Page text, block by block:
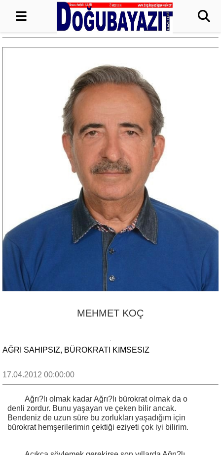
MEHMET KOÇ
AĞRI SAHIPSIZ, BÜROKRATI KIMSESIZ
17.04.2012 00:00:00
Ağrı?lı olmak kadar Ağrı?lı bürokrat olmak da o
denli zordur. Bunu yaşayan ve çeken bilir ancak.
Bendeniz de uzun süre bu zorlukları yaşadığım için
bürokrat hemşerilerimin çektiği eziyeti çok iyi bilirim.